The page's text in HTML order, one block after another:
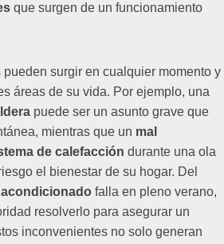
que surgen de un funcionamiento
pueden surgir en cualquier momento y
áreas de su vida. Por ejemplo, una
puede ser un asunto grave que
mientras que un mal
de calefacción durante una ola
el bienestar de su hogar. Del
falla en pleno verano,
resolverlo para asegurar un
inconvenientes no solo generan